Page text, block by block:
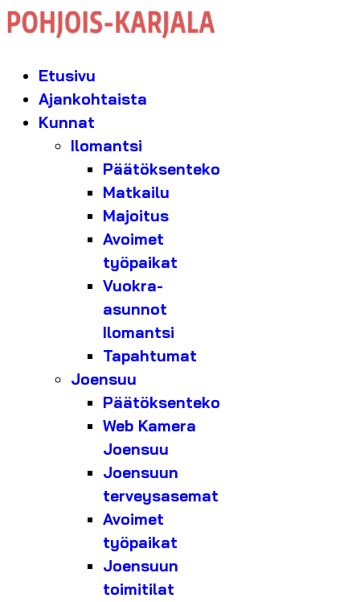
Etusivu
Ajankohtaista
Kunnat
Ilomantsi
Päätöksenteko
Matkailu
Majoitus
Avoimet
työpaikat
Vuokra-
asunnot
Ilomantsi
Tapahtumat
Joensuu
Päätöksenteko
Web Kamera
Joensuu
Joensuun
terveysasemat
Avoimet
työpaikat
Joensuun
toimitilat